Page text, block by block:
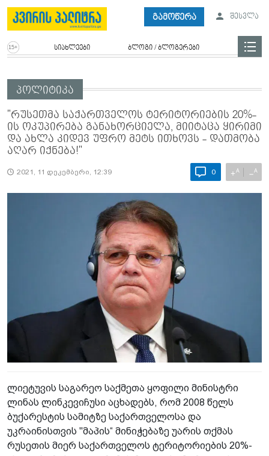
გამოწერა შესვლა
სიახლეები ბლოგი / ბლოგერები
პოლიტიკა
"რუსეთმა საქართველოს ტერიტორიების 20%-
ის ოკუპირება განახორციელა, მიიტაცა ყირიმი
და ახლა კიდევ უფრო მეტს ითხოვს - დათმობა
აღარ იქნება!"
2021, 11 დეკემბერი, 12:39 0 +A −A
ლიეტუვის საგარეო საქმეთა ყოფილი მინისტრი
ლინას ლინკევიჩუსი აცხადებს, რომ 2008 წელს
ბუქარესტის სამიტზე საქართველოსა და
უკრაინისთვის "მაპის“ მინიჭებაზე უარის თქმას
რუსეთის მიერ საქართველოს ტერიტორიების 20%-